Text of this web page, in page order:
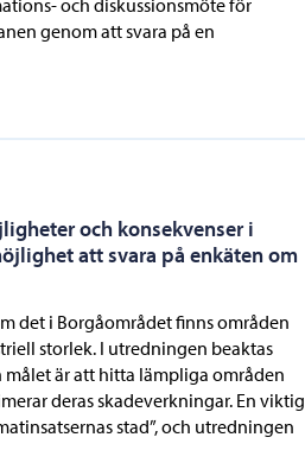
och diskussionsmöte för
genom att svara på en
och konsekvenser i
att svara på enkäten om
det i Borgåområdet finns områden
storlek. I utredningen beaktas
målet är att hitta lämpliga områden
deras skadeverkningar. En viktig
stad”, och utredningen